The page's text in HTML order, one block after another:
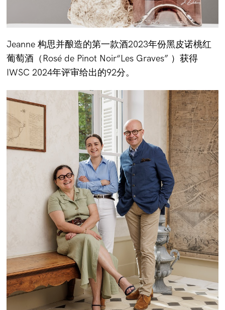
Jeanne 构思并酿造的第一款酒2023年份黑皮诺桃红
葡萄酒（Rosé de Pinot Noir“Les Graves” ）获得
IWSC 2024年评审给出的92分。